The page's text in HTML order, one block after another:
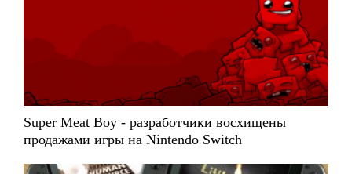
Super Meat Boy - разработчики восхищены
продажами игры на Nintendo Switch